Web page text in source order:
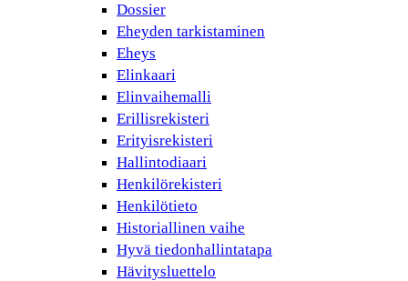
Dossier
Eheyden tarkistaminen
Eheys
Elinkaari
Elinvaihemalli
Erillisrekisteri
Erityisrekisteri
Hallintodiaari
Henkilörekisteri
Henkilötieto
Historiallinen vaihe
Hyvä tiedonhallintatapa
Hävitysluettelo